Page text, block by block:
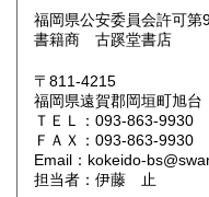
鳥取県
岡山県
山口県
香川県
福岡県公安委員会許可
書籍商 古蹊堂書店
〒811-4215
福岡県遠賀郡岡垣町旭
ＴＥＬ：093-863-9930
ＦＡＸ：093-863-9930
Email：kokeido-
担当者：伊藤 止